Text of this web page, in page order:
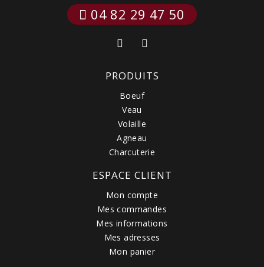
04 82 29 47 50
PRODUITS
Boeuf
Veau
Volaille
Agneau
Charcuterie
ESPACE CLIENT
Mon compte
Mes commandes
Mes informations
Mes adresses
Mon panier